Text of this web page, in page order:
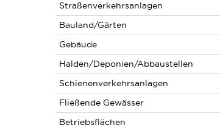
Straßenverkehrsanlagen
Bauland/Gärten
Gebäude
Halden/Deponien/Abbaustellen
Schienenverkehrsanlagen
Fließende Gewässer
Betriebsflächen